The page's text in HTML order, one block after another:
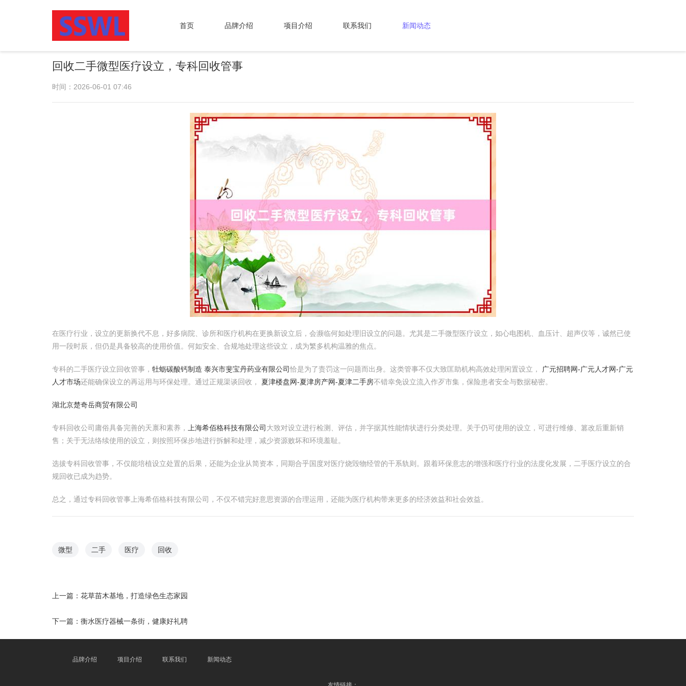
首页 品牌介绍 项目介绍 联系我们 新闻动态
回收二手微型医疗设立，专科回收管事
时间：2026-06-01 07:46
在医疗行业，设立的更新换代不息，好多病院、诊所和医疗机构在更换新设立后，会濒临何如处理旧设立的问题。尤其是二手微型医疗设立，如心电图机、血压计、超声仪等，诚然已使
用一段时辰，但仍是具备较高的使用价值。何如安全、合规地处理这些设立，成为繁多机构温雅的焦点。
专科的二手医疗设立回收管事， 牡蛎碳酸钙制造 泰兴市斐宝丹药业有限公司恰是为了责罚这一问题而出身。这类管事不仅大致匡助机构高效处理闲置设立，
广元招聘网-广元人才网-广元
人才市场还能确保设立的再运用与环保处理。通过正规渠谈回收， 夏津楼盘网-夏津房产网-夏津二手房不错幸免设立流入作歹市集，保险患者安全与数据秘密。
湖北京楚奇岳商贸有限公司
专科回收公司庸俗具备完善的天禀和素养， 上海希佰格科技有限公司 大致对设立进行检测、评估，并字据其性能情状进行分类处理。关于仍可使用的设立，可进行维修、篡改后重新销
售；关于无法络续使用的设立，则按照环保步地进行拆解和处理，减少资源败坏和环境羞耻。
选拔专科回收管事，不仅能培植设立处置的后果，还能为企业从简资本，同期合乎国度对医疗烧毁物经管的干系轨则。跟着环保意志的增强和医疗行业的法度化发展，二手医疗设立的合
规回收已成为趋势。
总之，通过专科回收管事上海希佰格科技有限公司，不仅不错完好意思资源的合理运用，还能为医疗机构带来更多的经济效益和社会效益。
微型 二手 医疗 回收
上一篇： 花草苗木基地，打造绿色生态家园
下一篇： 衡水医疗器械一条街，健康好礼聘
品牌介绍 项目介绍 联系我们 新闻动态